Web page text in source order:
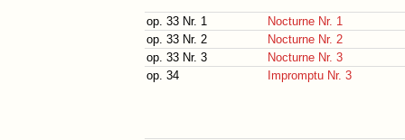
op. 33 Nr. 1
Nocturne Nr. 1
op. 33 Nr. 2
Nocturne Nr. 2
op. 33 Nr. 3
Nocturne Nr. 3
op. 34
Impromptu Nr. 3